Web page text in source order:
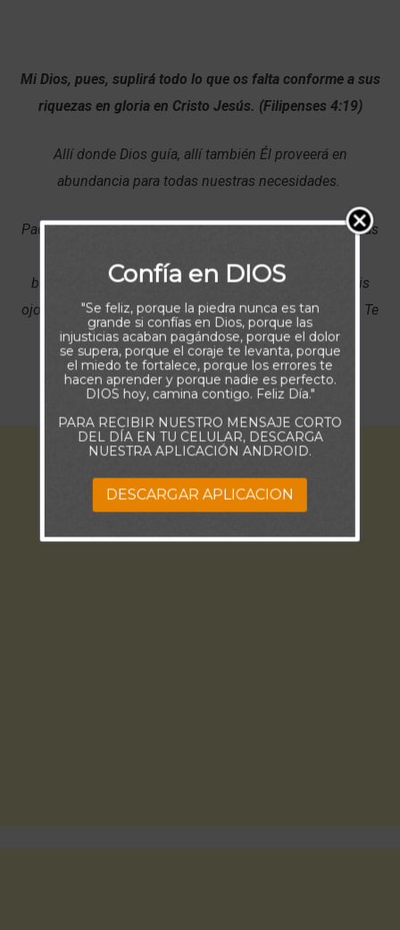
Mi Dios, pues, suplirá todo lo que os falta conforme a sus
riquezas en gloria en Cristo Jesús. (Filipenses 4:19)
Allí donde Dios guía, allí también Él proveerá en
abundancia para todas nuestras necesidades.
Padre me satisfaces con abundancia en las cosas buenas
bendiciones provienen de ti. Nada me falta porque mis
ojos están puestos en la meta de servirte y obedecerte. Te
agradezco Señor por anticipar cada una de mis
necesidades y por llenar mi vida de abundantes
bendiciones todos los días.
Confía en DIOS
"Se feliz, porque la piedra nunca es tan
grande si confías en Dios, porque las
injusticias acaban pagándose, porque el dolor
se supera, porque el coraje te levanta, porque
el miedo te fortalece, porque los errores te
hacen aprender y porque nadie es perfecto.
DIOS hoy, camina contigo. Feliz Día."
PARA RECIBIR NUESTRO MENSAJE CORTO
DEL DÍA EN TU CELULAR, DESCARGA
NUESTRA APLICACIÓN ANDROID.
DESCARGAR APLICACION